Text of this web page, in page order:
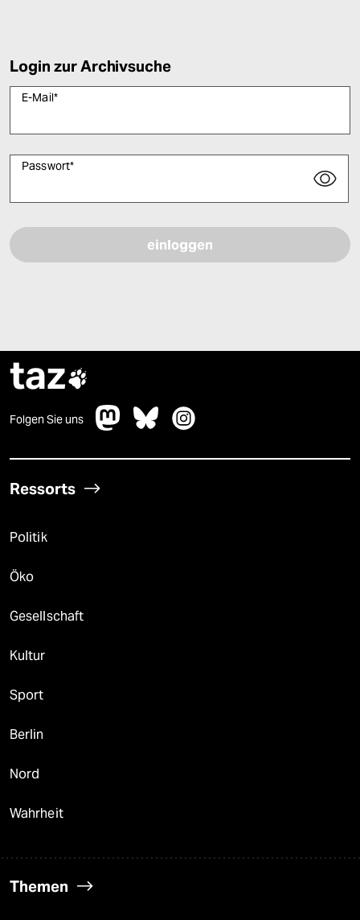
Login zur Archivsuche
E-Mail*
Passwort*
taz
Folgen Sie uns
Ressorts
Politik
Öko
Gesellschaft
Kultur
Sport
Berlin
Nord
Wahrheit
Themen